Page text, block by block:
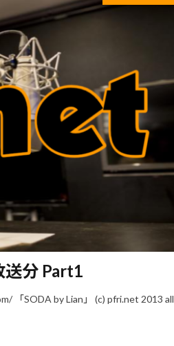
送分 Part1
「SODA by Lian」 (c) pfri.net 2013 all